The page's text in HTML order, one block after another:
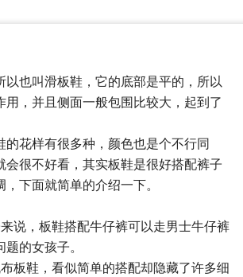
也叫滑板鞋，它的底部是平的，所以
，并且侧面一般包围比较大，起到了
花样有很多种，颜色也是个不行同
很不好看，其实板鞋是很好搭配裤子
下面就简单的介绍一下。
说，板鞋搭配牛仔裤可以走男士牛仔裤
的女孩子。
板鞋，看似简单的搭配却隐藏了许多细